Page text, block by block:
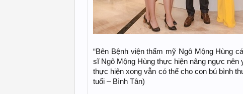
“Bên Bệnh viện thẩm mỹ Ngô Mộng Hùng
sĩ Ngô Mộng Hùng thực hiện nâng ngực
thực hiện xong vẫn có thể cho con bú bình
tuổi – Bình Tân)